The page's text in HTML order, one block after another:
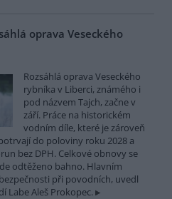
oprava Veseckého
Rozsáhlá oprava Veseckého
rybníka v Liberci, známého i
pod názvem Tajch, začne v
září. Práce na historickém
vodním díle, které je zároveň
do poloviny roku 2028 a
bez DPH. Celkové obnovy se
odtěženo bahno. Hlavním
při povodních, uvedl
Labe Aleš Prokopec.